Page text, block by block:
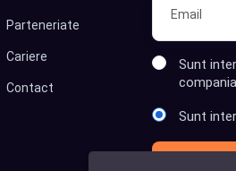
Parteneriate
Cariere
Contact
Sunt
Sunt